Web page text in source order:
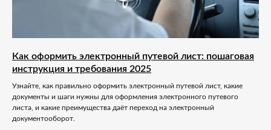
Как оформить электронный путевой лист: пошаговая
инструкция и требования 2025
Узнайте, как правильно оформить электронный путевой лист, какие
документы и шаги нужны для оформления электронного путевого
листа, и какие преимущества даёт переход на электронный
документооборот.